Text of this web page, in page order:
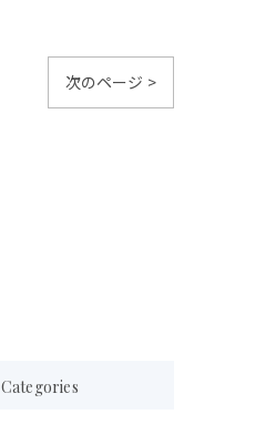
次のページ >
Categories